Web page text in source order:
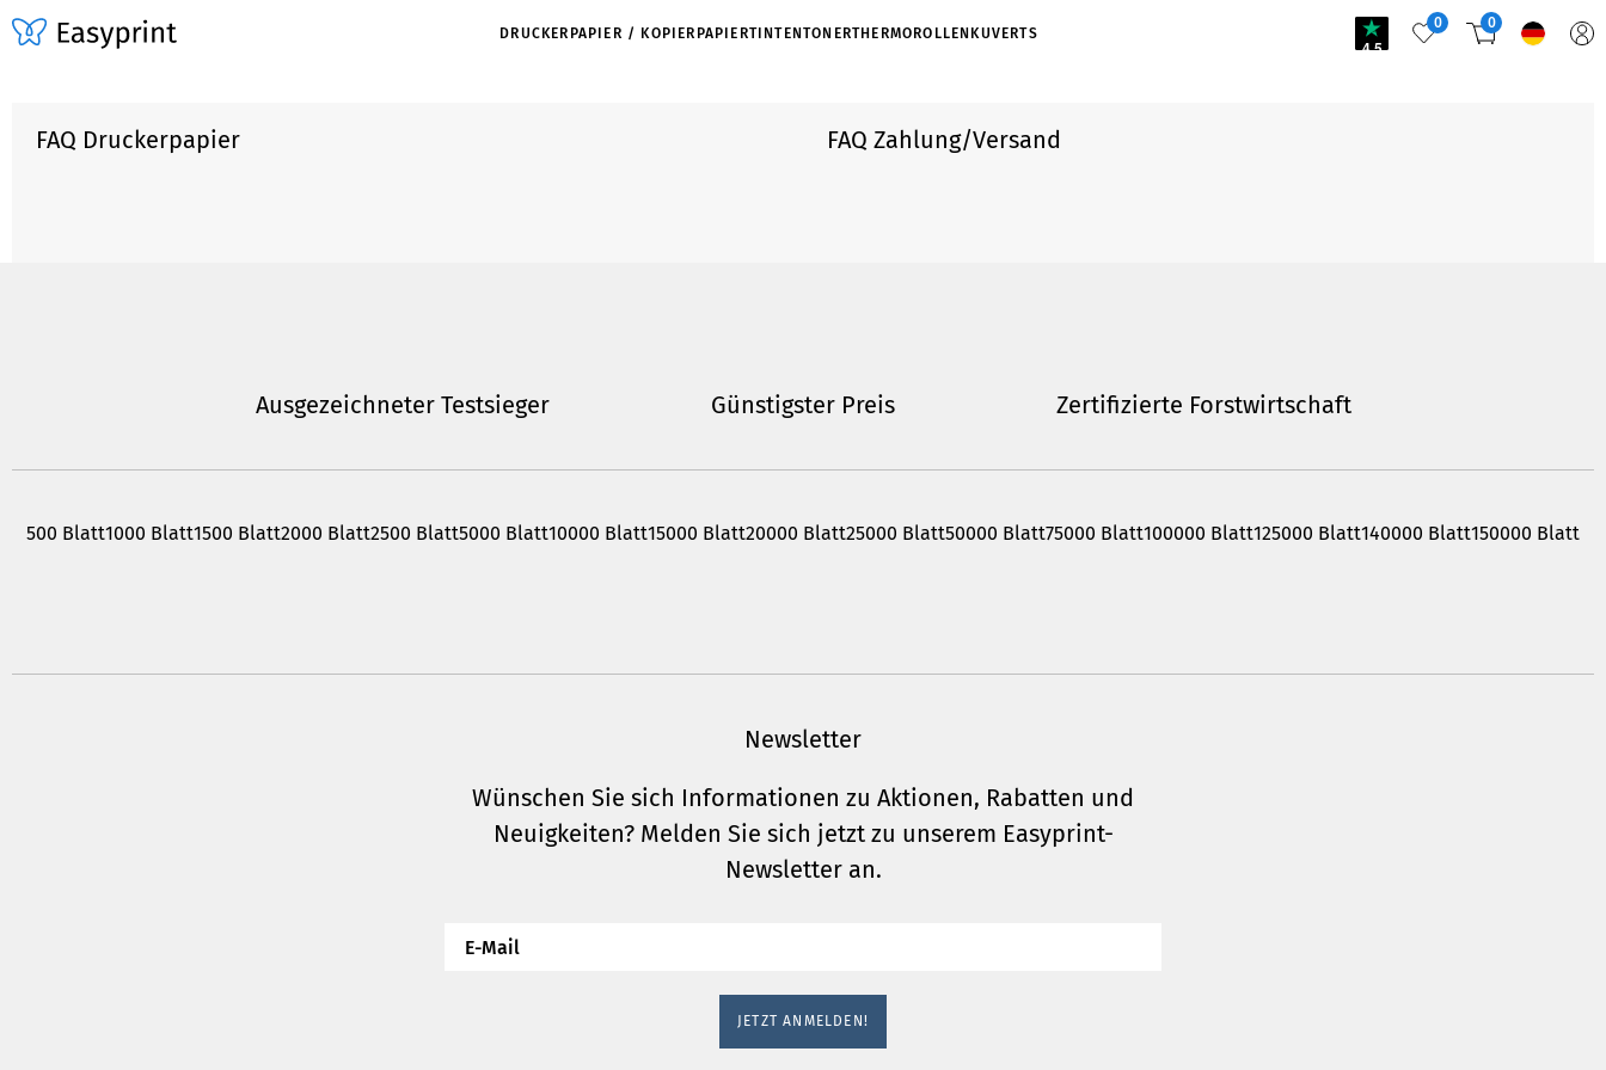
DRUCKERPAPIER / KOPIERPAPIERTINTEN TONERTHERMOROLLEN KUVERTS
4.5
0 0
FAQ Druckerpapier FAQ Zahlung/Versand
wichtigen Informationen zu unserem Kopierpapier. Wir erläutern dir die Eigenschaften unserer Papiersorte und
informieren dich über die verschiedenen Versandoptionen, von der Standardlieferung bis zum Expressversand, und
und zu den Status-Updates deiner Bestellung, sodass du den gesamten Prozess nachverfolgen kannst und weißt,
ZUM ZAHLUNG UND VERSAND FAQ
Ausgezeichneter Testsieger Günstigster Preis Zertifizierte Forstwirtschaft
500 Blatt1000 Blatt1500 Blatt2000 Blatt2500 Blatt5000 Blatt10000 Blatt15000 Blatt20000 Blatt25000 Blatt50000 Blatt75000 Blatt100000 Blatt125000 Blatt140000 Blatt150000 Blatt
Newsletter
Wünschen Sie sich Informationen zu Aktionen, Rabatten und
Neuigkeiten? Melden Sie sich jetzt zu unserem Easyprint-
Newsletter an.
JETZT ANMELDEN!